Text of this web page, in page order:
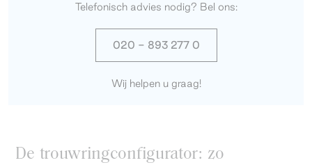
Telefonisch advies nodig? Bel ons:
020 - 893 277 0
Wij helpen u graag!
De trouwringconfigurator: zo